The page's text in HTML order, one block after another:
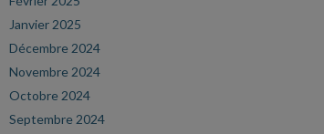
Janvier 2025
Décembre 2024
Novembre 2024
Octobre 2024
Septembre 2024